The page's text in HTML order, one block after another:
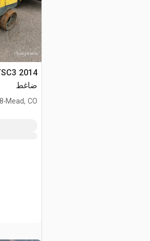
ضاغط
Mead, CO
.